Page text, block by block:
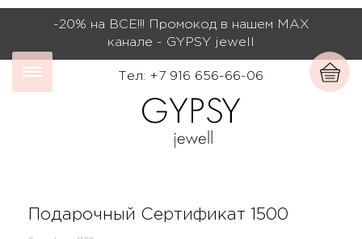
-20% на ВСЕ!!! Промокод в нашем МАХ
канале - GYPSY jewell
Тел: +7 916 656-66-06
Подарочный Сертификат 1500